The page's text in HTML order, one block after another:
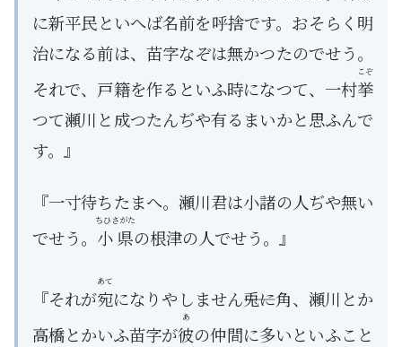
に新平民といへば名前を呼捨です。おそらく明
治になる前は、苗字なぞは無かつたのでせう。
それで、戸籍を作るといふ時になつて、一村挙
こぞ
つて瀬川と成つたんぢや有るまいかと思ふんで
す。』
『一寸待ちたまへ。瀬川君は小諸の人ぢや無い
でせう。 小県
ちひさがた
の根津の人でせう。』
『それが宛
あて
になりやしません――兎に角、瀬川とか
高橋とかいふ苗字が彼
あ
の仲間に多いといふこと